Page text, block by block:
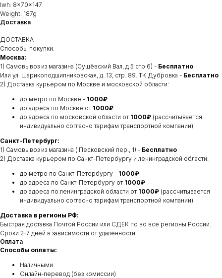
lwh: 8x70x147
Weight: 187g
Доставка
ДОСТАВКА
Способы покупки:
Москва:
1) Самовывоз из магазина (Сущёвский Вал, д 5 стр 6) - Бесплатно
Или ул. Шарикоподшипниковская, д. 13, стр. 89. ТК Дубровка - Бесплатно
2) Доставка курьером по Москве и московской области:
до метро по Москве - 1000₽
до адреса по Москве от 1000₽
до адреса по московской области от 1000₽ (рассчитывается
индивидуально согласно тарифам транспортной компании)
Санкт-Петербург:
1) Самовывоз из магазина ( Песковский пер., 1) - Бесплатно
2) Доставка курьером по Санкт-Петербургу и ленинградской области:
до метро по Санкт-Петербургу - 1000₽
до адреса по Санкт-Петербургу от 1000₽
до адреса по ленинградской области от 1000₽ (рассчитывается
индивидуально согласно тарифам транспортной компании)
Доставка в регионы РФ:
Быстрая доставка Почтой России или СДЕК по во все регионы России.
Сроки 2-7 дней в зависимости от удалённости.
Оплата
Способы оплаты:
Наличными
Онлайн-перевод (без комиссии)